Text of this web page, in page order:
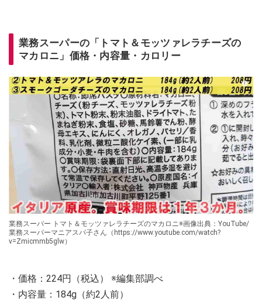
業務スーパーの「トマト＆モッツァレラチーズの
マカロニ」価格・内容量・カロリー
業務スーパー トマト＆モッツァレラチーズのマカロニ※画像出典：YouTube/
業務スーパーマニアスパ子さん（https://www.youtube.com/watch?
v=Zmicmmb5glw）
・価格：224円（税込） ※編集部調べ
・内容量：184g（約2人前）